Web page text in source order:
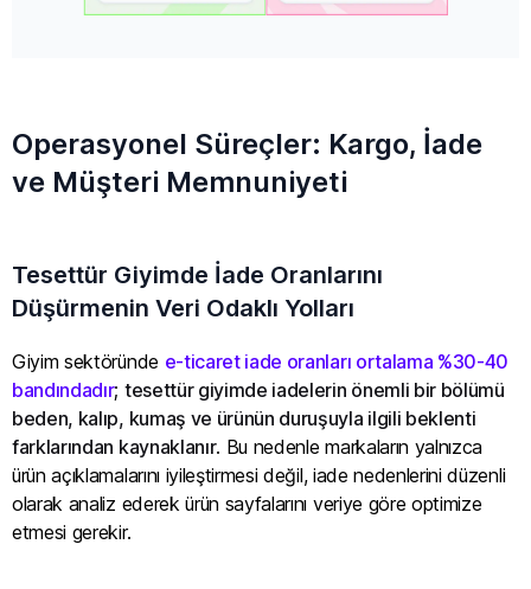
Operasyonel Süreçler: Kargo, İade
ve Müşteri Memnuniyeti
Tesettür Giyimde İade Oranlarını
Düşürmenin Veri Odaklı Yolları
Giyim sektöründe e-ticaret iade oranları ortalama %30-40
bandındadır; tesettür giyimde iadelerin önemli bir bölümü
beden, kalıp, kumaş ve ürünün duruşuyla ilgili beklenti
farklarından kaynaklanır. Bu nedenle markaların yalnızca
ürün açıklamalarını iyileştirmesi değil, iade nedenlerini düzenli
olarak analiz ederek ürün sayfalarını veriye göre optimize
etmesi gerekir.